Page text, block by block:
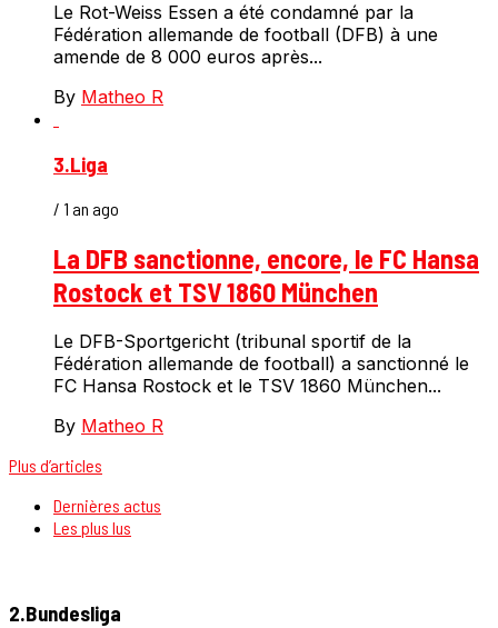
Le Rot-Weiss Essen a été condamné par la
Fédération allemande de football (DFB) à une
amende de 8 000 euros après...
By Matheo R
3.Liga
/ 1 an ago
La DFB sanctionne, encore, le FC Hansa
Rostock et TSV 1860 München
Le DFB-Sportgericht (tribunal sportif de la
Fédération allemande de football) a sanctionné le
FC Hansa Rostock et le TSV 1860 München...
By Matheo R
Plus d’articles
Dernières actus
Les plus lus
2.Bundesliga